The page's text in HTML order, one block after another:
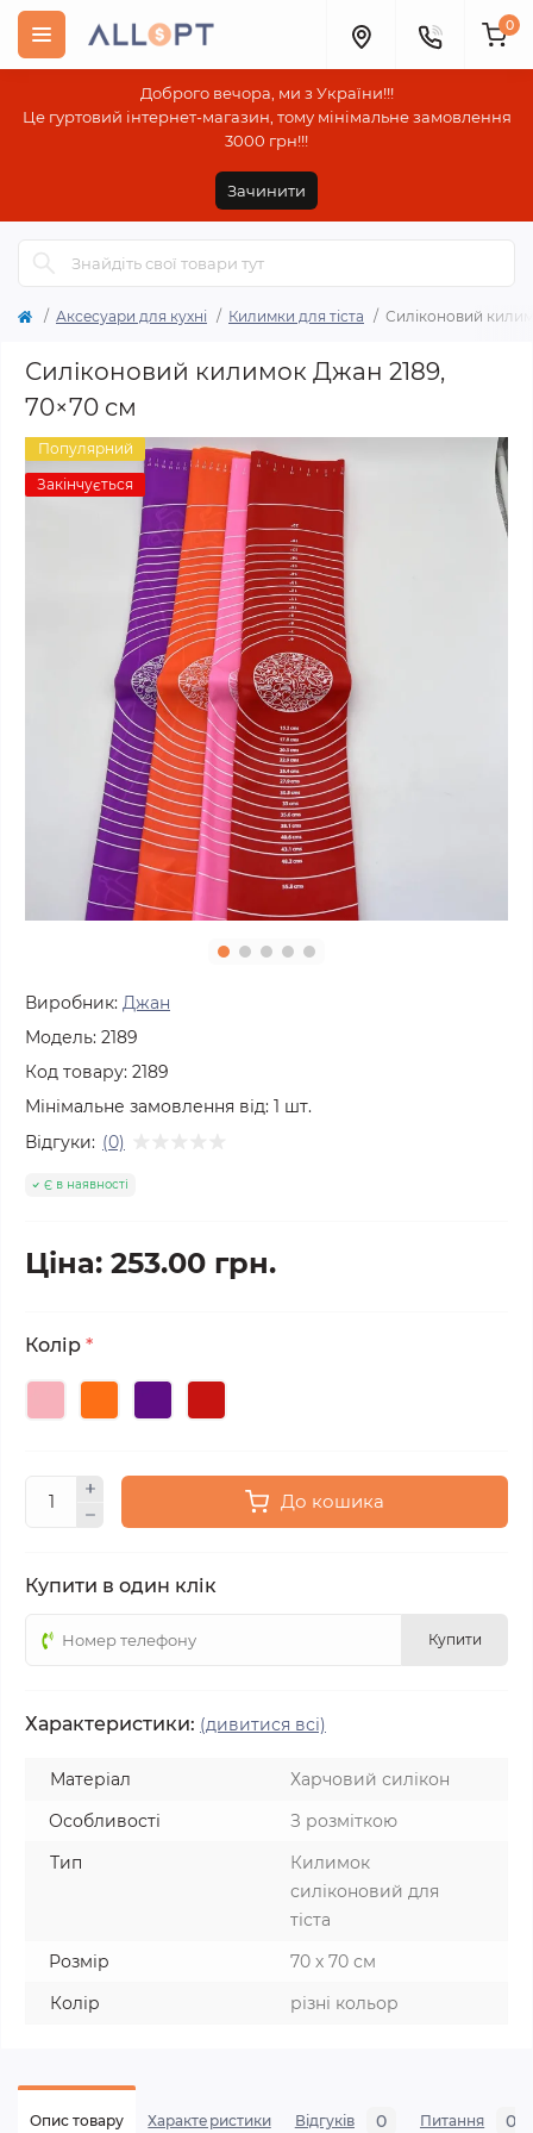
Доброго вечора, ми з України!!!
Це гуртовий інтернет-магазин, тому мінімальне замовлення
3000 грн!!!
Зачинити
0
Аксесуари для кухні Килимки для тіста Силіконовий
Силіконовий килимок Джан 2189,
70×70 см
Популярний
Закінчується
Виробник: Джан
Модель: 2189
Код товару: 2189
Мінімальне замовлення від: 1 шт.
Відгуки: (0)
Є в наявності
Ціна: 253.00 грн.
Колір *
До кошика
Купити в один клік
Купити
Характеристики: (дивитися всі)
Матеріал
Харчовий силікон
Особливості
З розміткою
Тип
Килимок
силіконовий для
тіста
Розмір
70 х 70 см
Колір
різні кольор
Опис товару Характеристики Відгуків 0 Питання 0